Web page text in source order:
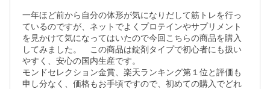
一年ほど前から自分の体形が気になりだして筋トレを行っ
ているのですが、ネットでよくプロテインやサプリメント
を見かけて気になってはいたので今回こちらの商品を購入
してみました。　この商品は錠剤タイプで初心者にも扱い
やすく、安心の国内生産です。
モンドセレクション金賞、楽天ランキング第１位と評価も
申し分なく、価格もお手頃ですので、初めての購入でどれ